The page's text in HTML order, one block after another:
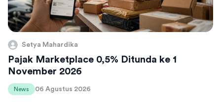
Setya Mahardika
Pajak Marketplace 0,5% Ditunda ke 1
November 2026
News 06 Agustus 2026